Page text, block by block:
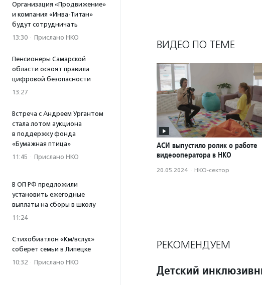
Организация «Продвижение»
и компания «Инва-Титан»
будут сотрудничать
13:30 · Прислано НКО
Пенсионеры Самарской
области освоят правила
цифровой безопасности
13:27
Встреча с Андреем Ургантом
стала лотом аукциона
в поддержку фонда
«Бумажная птица»
11:45 · Прислано НКО
В ОП РФ предложили
установить ежегодные
выплаты на сборы в школу
11:24
Стихобиатлон «Км/вслух»
соберет семьи в Липецке
10:32 · Прислано НКО
ВИДЕО ПО ТЕМЕ
АСИ выпустило ролик о работе
видеооператора в НКО
20.05.2024 · НКО-сектор
РЕКОМЕНДУЕМ
Детский